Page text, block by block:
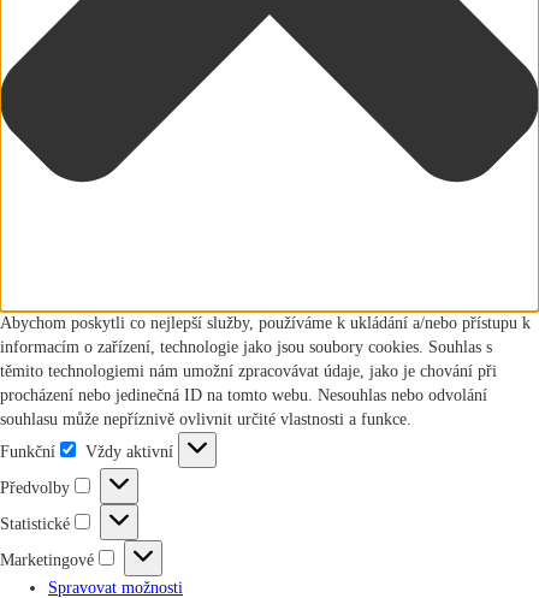
Abychom poskytli co nejlepší služby, používáme k ukládání a/nebo přístupu k
informacím o zařízení, technologie jako jsou soubory cookies. Souhlas s
těmito technologiemi nám umožní zpracovávat údaje, jako je chování při
procházení nebo jedinečná ID na tomto webu. Nesouhlas nebo odvolání
souhlasu může nepříznivě ovlivnit určité vlastnosti a funkce.
Funkční
Funkční
Vždy aktivní
Předvolby
Předvolby
Statistické
Statistické
Marketingové
Marketingové
Spravovat možnosti